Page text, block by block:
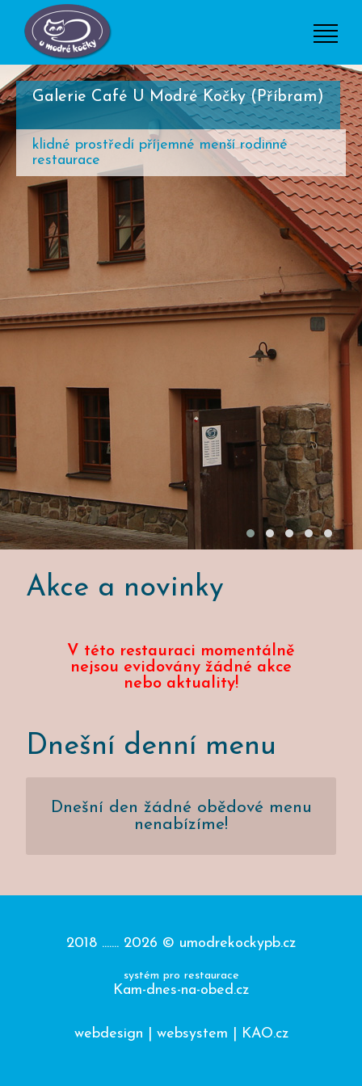
Galerie Café U Modré Kočky (Příbram)
klidné prostředí příjemné menší rodinné
restaurace
Akce a novinky
V této restauraci momentálně
nejsou evidovány žádné akce
nebo aktuality!
Dnešní denní menu
Dnešní den žádné obědové menu
nenabízíme!
2018 ....... 2026 © umodrekockypb.cz
systém pro restaurace
Kam-dnes-na-obed.cz
webdesign | websystem | KAO.cz